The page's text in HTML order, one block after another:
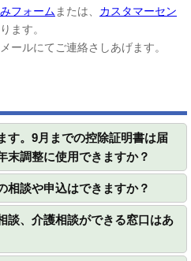
フォーム または、 カスタマーセン
ます。
ールにてご連絡さしあげます。
す。9月までの控除証明書は届
末調整に使用できますか？
相談や申込はできますか？
談、介護相談ができる窓口はあ